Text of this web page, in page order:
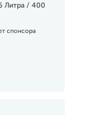
Литра / 400
спонсора